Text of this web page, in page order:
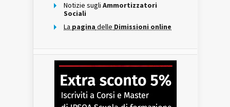
Notizie sugli Ammortizzatori
Sociali
La pagina delle Dimissioni online